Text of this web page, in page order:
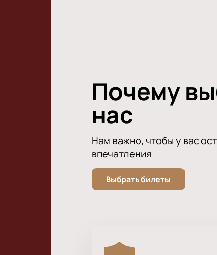
Почему
нас
Нам важно, чтобы у вас
впечатления
Выбрать билеты